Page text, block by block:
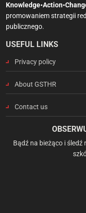
promowaniem strategii
publicznego.
USEFUL LINKS
Privacy policy
About GSTHR
Contact us
Bądź na bieżąco i śledź